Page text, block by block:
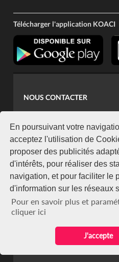
En poursuivant votre
acceptez l'utilisation de
proposer des publicités
d'intérêts, pour réaliser des
navigation, et pour faciliter le
d'information sur les réseaux
Pour en savoir plus et
cliquer ici
J'accepte
Télécharger l'application KOACI
NOUS CONTACTER
koaci@yahoo.fr
+225 07 08 85 52 93
NEWSLETTER
Restez connecté via notre
S'abonner
Se désabonner